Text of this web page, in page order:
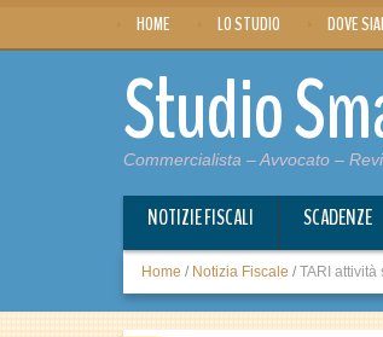
HOME LO STUDIO DOVE
Studio
Commercialista – Avvocato –
NOTIZIE FISCALI SCADENZE
Home / Notizia Fiscale / TARI